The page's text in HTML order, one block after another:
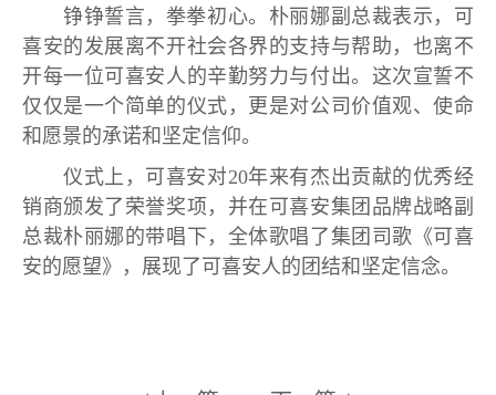
铮铮誓言，拳拳初心。朴丽娜副总裁表示，可
喜安的发展离不开社会各界的支持与帮助，也离不
开每一位可喜安人的辛勤努力与付出。这次宣誓不
仅仅是一个简单的仪式，更是对公司价值观、使命
和愿景的承诺和坚定信仰。
仪式上，可喜安对20年来有杰出贡献的优秀经
销商颁发了荣誉奖项，并在可喜安集团品牌战略副
总裁朴丽娜的带唱下，全体歌唱了集团司歌《可喜
安的愿望》，展现了可喜安人的团结和坚定信念。